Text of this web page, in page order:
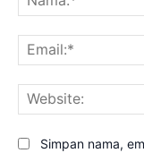
Simpan nama,